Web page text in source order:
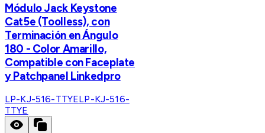
Módulo Jack Keystone
Cat5e (Toolless), con
Terminación en Ángulo
180 - Color Amarillo,
Compatible con Faceplate
y Patchpanel Linkedpro
LP-KJ-516-TTYELP-KJ-516-
TTYE